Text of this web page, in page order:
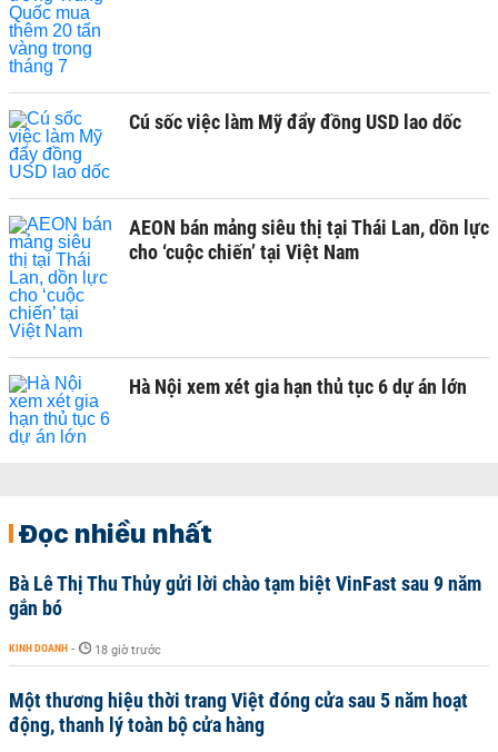
Cú sốc việc làm Mỹ đẩy đồng USD lao dốc
AEON bán mảng siêu thị tại Thái Lan, dồn lực
cho ‘cuộc chiến’ tại Việt Nam
Hà Nội xem xét gia hạn thủ tục 6 dự án lớn
Đọc nhiều nhất
Bà Lê Thị Thu Thủy gửi lời chào tạm biệt VinFast sau 9 năm
gắn bó
KINH DOANH - 18 giờ trước
Một thương hiệu thời trang Việt đóng cửa sau 5 năm hoạt
động, thanh lý toàn bộ cửa hàng